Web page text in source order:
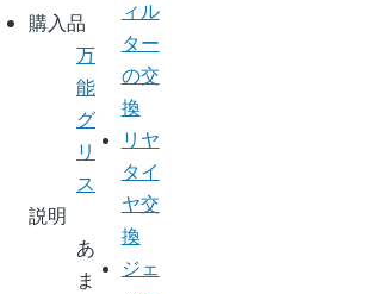
body
購入品
万
能
グ
リ
ス
説明
あ
ま
ィル
ター
の交
換
リヤ
タイ
ヤ交
換
ジェ